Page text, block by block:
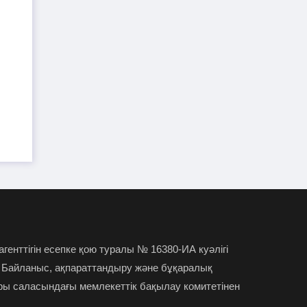
күдікті сотта қыздың өзі бірінші пышақ
Шымкентте Toyota мен
Lexus бренді майларының көшірмесін
есепке қою туралы № 16380-ИА куәлігі
ақпараттандыру және бұқаралық
саласындағы мемлекеттік бақылау комитетінен